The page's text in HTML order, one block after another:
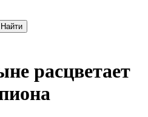
расцветает